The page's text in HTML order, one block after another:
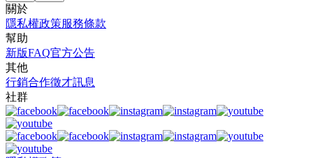
關於
隱私權政策服務條款
幫助
新版FAQ官方公告
其他
行銷合作徵才訊息
社群